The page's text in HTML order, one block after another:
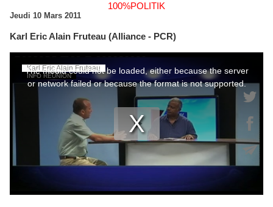
100%POLITIK
Jeudi 10 Mars 2011
Karl Eric Alain Fruteau (Alliance - PCR)